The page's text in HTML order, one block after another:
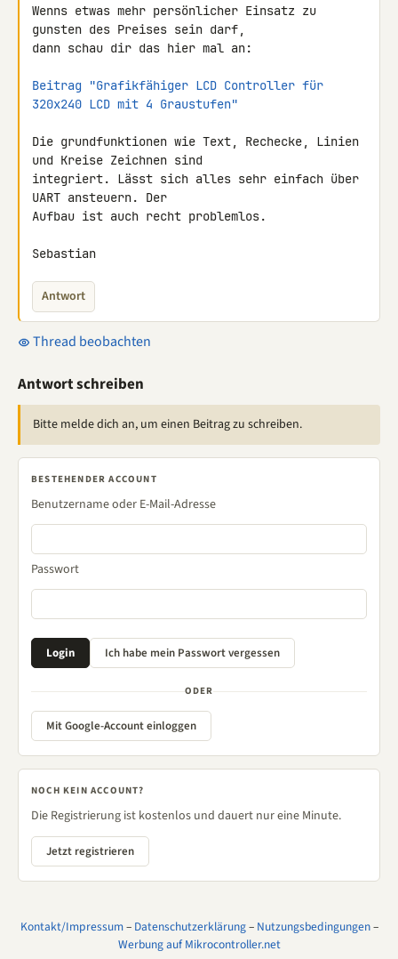
Wenns etwas mehr persönlicher Einsatz zu
gunsten des Preises sein darf,
dann schau dir das hier mal an:
Beitrag "Grafikfähiger LCD Controller für
320x240 LCD mit 4 Graustufen"
Die grundfunktionen wie Text, Rechecke, Linien
und Kreise Zeichnen sind
integriert. Lässt sich alles sehr einfach über
UART ansteuern. Der
Aufbau ist auch recht problemlos.
Sebastian
Antwort
Thread beobachten
Antwort schreiben
Bitte melde dich an, um einen Beitrag zu schreiben.
BESTEHENDER ACCOUNT
Benutzername oder E-Mail-Adresse
Passwort
ODER
Mit Google-Account einloggen
NOCH KEIN ACCOUNT?
Die Registrierung ist kostenlos und dauert nur eine Minute.
Jetzt registrieren
Kontakt/Impressum– Datenschutzerklärung– Nutzungsbedingungen–
Werbung auf Mikrocontroller.net